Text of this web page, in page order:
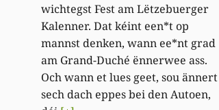
wichtegst Fest am Lëtzebuerger
Kalenner. Dat kéint een*t op
mannst denken, wann ee*nt grad
am Grand-Duché ënnerwee ass.
Och wann et lues geet, sou ännert
sech dach eppes bei den Autoen,